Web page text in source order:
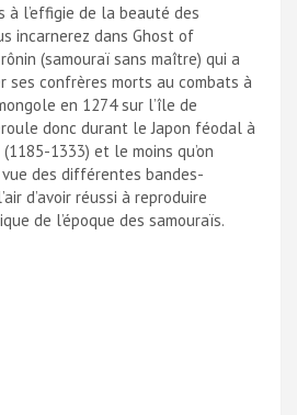
à l’effigie de la beauté des
incarnerez dans Ghost of
rônin (samouraï sans maître) qui a
ses confrères morts au combats à
en 1274 sur l’île de
donc durant le Japon féodal à
1333) et le moins qu’on
vue des différentes bandes-
d’avoir réussi à reproduire
de l’époque des samouraïs.